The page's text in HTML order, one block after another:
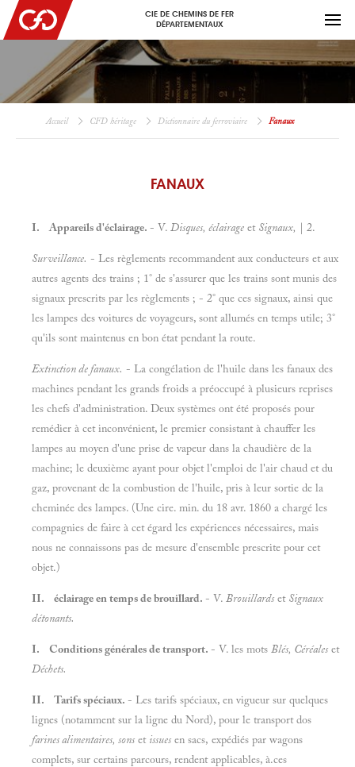
CIE DE CHEMINS DE FER
DÉPARTEMENTAUX
Accueil CFD héritage Dictionnaire du ferroviaire Fanaux
FANAUX
I. Appareils d'éclairage. - V. Disques, éclairage et Signaux, | 2.
Surveillance. - Les règlements recommandent aux conducteurs et aux
autres agents des trains ; 1° de s'assurer que les trains sont munis des
signaux prescrits par les règlements ; - 2° que ces signaux, ainsi que
les lampes des voitures de voyageurs, sont allumés en temps utile; 3°
qu'ils sont maintenus en bon état pendant la route.
Extinction de fanaux. - La congélation de l'huile dans les fanaux des
machines pendant les grands froids a préoccupé à plusieurs reprises
les chefs d'administration. Deux systèmes ont été proposés pour
remédier à cet inconvénient, le premier consistant à chauffer les
lampes au moyen d'une prise de vapeur dans la chaudière de la
machine; le deuxième ayant pour objet l'emploi de l'air chaud et du
gaz, provenant de la combustion de l'huile, pris à leur sortie de la
cheminée des lampes. (Une cire. min. du 18 avr. 1860 a chargé les
compagnies de faire à cet égard les expériences nécessaires, mais
nous ne connaissons pas de mesure d'ensemble prescrite pour cet
objet.)
II. éclairage en temps de brouillard. - V. Brouillards et Signaux
détonants.
I. Conditions générales de transport. - V. les mots Blés, Céréales et
Déchets.
II. Tarifs spéciaux. - Les tarifs spéciaux, en vigueur sur quelques
lignes (notamment sur la ligne du Nord), pour le transport dos
farines alimentaires, sons et issues en sacs, expédiés par wagons
complets, sur certains parcours, rendent applicables, à.ces